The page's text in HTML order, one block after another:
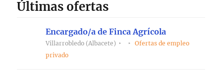
Últimas ofertas
Encargado/a de Finca Agrícola
Villarrobledo (Albacete)
Ofertas de empleo
privado